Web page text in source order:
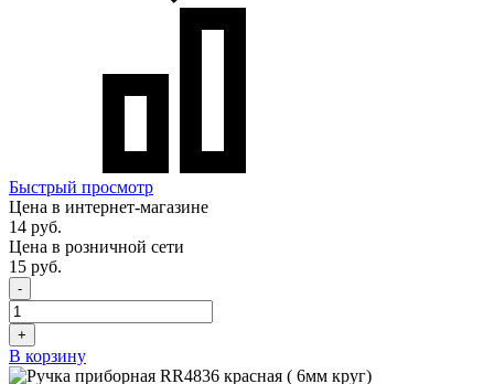
Быстрый просмотр
Цена в интернет-магазине
14 руб.
Цена в розничной сети
15 руб.
-
+
В корзину